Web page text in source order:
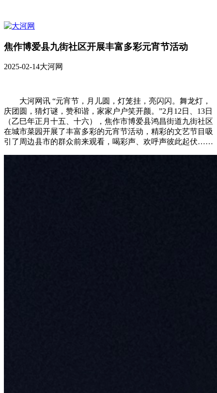
焦作博爱县九街社区开展丰富多彩元宵节活动
2025-02-14大河网
大河网讯 “元宵节，月儿圆，灯笼挂，亮闪闪。舞龙灯，
庆团圆，猜灯谜，赞和谐，家家户户笑开颜。”2月12日、13日
（乙巳年正月十五、十六），焦作市博爱县鸿昌街道九街社区
在城市菜园开展了丰富多彩的元宵节活动，精彩的文艺节目吸
引了周边县市的群众前来观看，喝彩声、欢呼声彼此起伏……